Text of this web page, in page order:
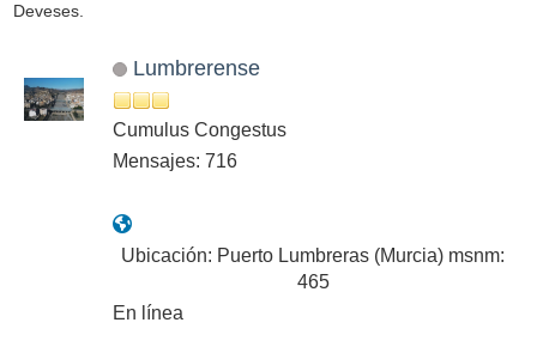
Deveses.
Lumbrerense
Cumulus Congestus
Mensajes: 716
Ubicación: Puerto Lumbreras (Murcia) msnm:
465
En línea